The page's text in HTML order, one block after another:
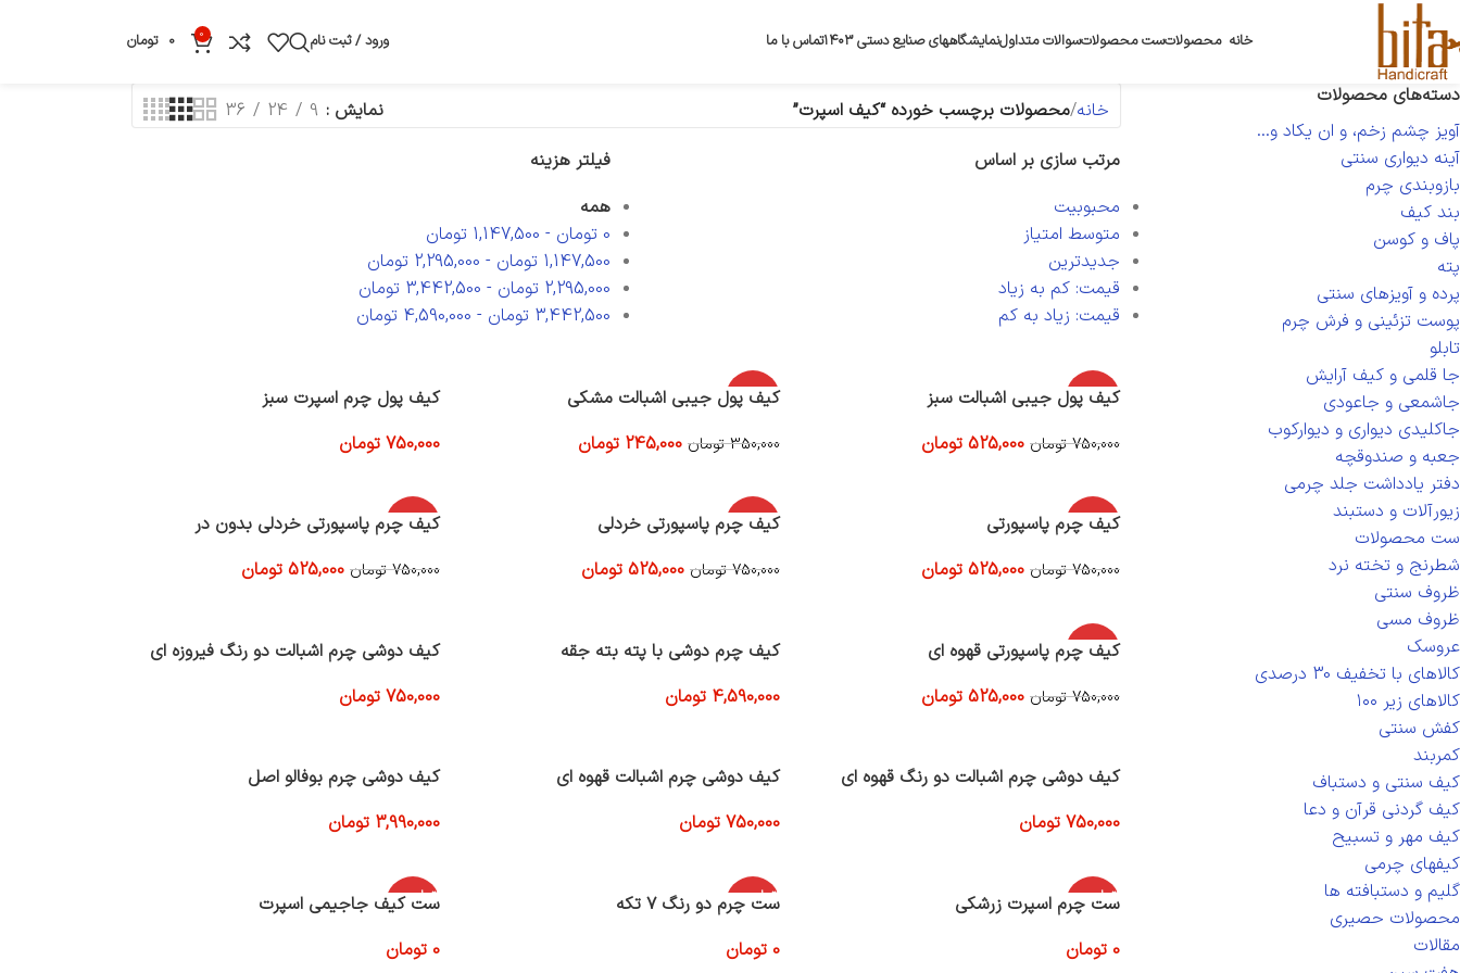
خانه محصولاتست محصولاتسوالات متداولنمایشگاههای صنایع دستی ۱۴۰۳ تماس با ما ورود / ثبت نام 0
0 تومان
دسته‌های محصولات
آویز چشم زخم، و ان یکاد و...
آینه دیواری سنتی
بازوبندی چرم
بند کیف
پاف و کوسن
پته
پرده و آویزهای سنتی
پوست تزئینی و فرش چرم
تابلو
جا قلمی و کیف آرایش
جاشمعی و جاعودی
جاکلیدی دیواری و دیوارکوب
جعبه و صندوقچه
دفتر یادداشت جلد چرمی
زیورآلات و دستبند
ست محصولات
شطرنج و تخته نرد
ظروف سنتی
ظروف مسی
عروسک
کالاهای با تخفیف 30 درصدی
کالاهای زیر ۱۰۰
کفش سنتی
کمربند
کیف سنتی و دستباف
کیف گردنی قرآن و دعا
کیف مهر و تسبیح
کیفهای چرمی
گلیم و دستبافته ها
محصولات حصیری
مقالات
خانه محصولات برچسب خورده “کیف اسپرت” نمایش 9
24
36
مرتب سازی بر اساس
محبوبیت
متوسط امتیاز
جدیدترین
قیمت: کم به زیاد
قیمت: زیاد به کم
فیلتر هزینه
همه
0 تومان -
1,147,500 تومان
1,147,500 تومان -
2,295,000 تومان
2,295,000 تومان -
3,442,500 تومان
3,442,500 تومان -
4,590,000 تومان
-30%
کیف پول جیبی اشبالت سبز
750,000 تومان 525,000 تومان
-30%
کیف پول جیبی اشبالت مشکی
350,000 تومان 245,000 تومان
کیف پول چرم اسپرت سبز
750,000 تومان
-30%
کیف چرم پاسپورتی
750,000 تومان 525,000 تومان
-30%
کیف چرم پاسپورتی خردلی
750,000 تومان 525,000 تومان
-30%
کیف چرم پاسپورتی خردلی بدون در
750,000 تومان 525,000 تومان
-30%
کیف چرم پاسپورتی قهوه ای
750,000 تومان 525,000 تومان
کیف چرم دوشی با پته بته جقه
4,590,000 تومان
کیف دوشی چرم اشبالت دو رنگ فیروزه ای
750,000 تومان
کیف دوشی چرم اشبالت دو رنگ قهوه ای
750,000 تومان
کیف دوشی چرم اشبالت قهوه ای
750,000 تومان
کیف دوشی چرم بوفالو اصل
3,990,000 تومان
اتمام موج
ودی
ست چرم اسپرت زرشکی
0 تومان
اتمام موج
ودی
ست چرم دو رنگ ۷ تکه
0 تومان
اتمام موج
ودی
ست کیف جاجیمی اسپرت
0 تومان